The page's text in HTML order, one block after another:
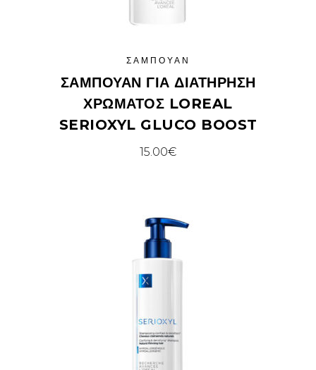
ΣΑΜΠΟΥΆΝ
ΣΑΜΠΟΥΆΝ ΓΙΑ ΔΙΑΤΉΡΗΣΗ
ΧΡΏΜΑΤΟΣ LOREAL
SERIOXYL GLUCO BOOST
15.00€